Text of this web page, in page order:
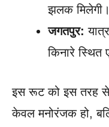
झलक मिलेगी।
जगतपुर:
किनारे स्थित
इस रूट को इस तरह से
केवल मनोरंजक हो,